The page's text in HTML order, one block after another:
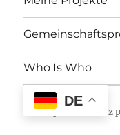
Who Is Who
DE
Sofasophien